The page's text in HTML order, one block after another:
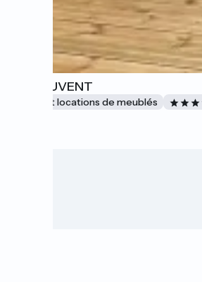
LE COUVENT
Gîtes et locations de meublés